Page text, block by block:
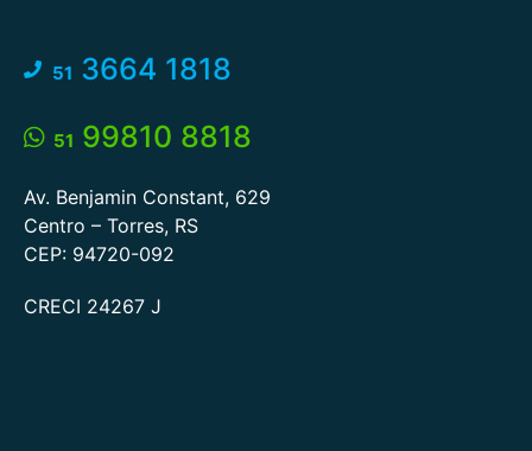
51 3664 1818
51 99810 8818
Av. Benjamin Constant, 629
Centro – Torres, RS
CEP: 94720-092
CRECI 24267 J